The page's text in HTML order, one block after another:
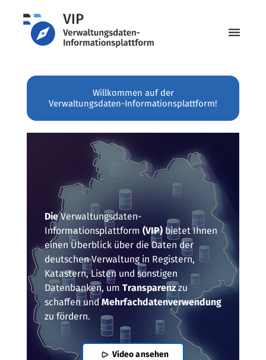
menu
Willkommen auf der
Verwaltungsdaten-Informationsplattform!
DieVerwaltungsdaten-
Informationsplattform (VIP) bietet Ihnen
einen Überblick über die Daten der
deutschen Verwaltung in Registern,
Katastern, Listen und sonstigen
Datenbanken, um Transparenzzu
schaffen undMehrfachdatenverwendung
zu fördern.
Video ansehen